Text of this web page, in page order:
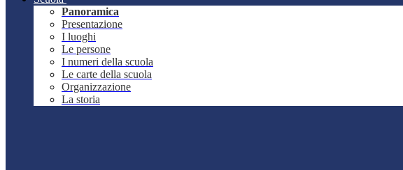
Panoramica
Presentazione
I luoghi
Le persone
I numeri della scuola
Le carte della scuola
Organizzazione
La storia